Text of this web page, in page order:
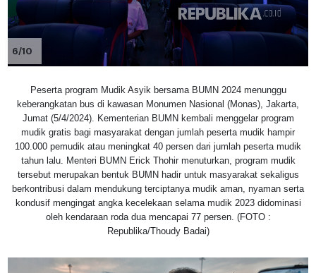
6/10
Peserta program Mudik Asyik bersama BUMN 2024 menunggu
keberangkatan bus di kawasan Monumen Nasional (Monas), Jakarta,
Jumat (5/4/2024). Kementerian BUMN kembali menggelar program
mudik gratis bagi masyarakat dengan jumlah peserta mudik hampir
100.000 pemudik atau meningkat 40 persen dari jumlah peserta mudik
tahun lalu. Menteri BUMN Erick Thohir menuturkan, program mudik
tersebut merupakan bentuk BUMN hadir untuk masyarakat sekaligus
berkontribusi dalam mendukung terciptanya mudik aman, nyaman serta
kondusif mengingat angka kecelekaan selama mudik 2023 didominasi
oleh kendaraan roda dua mencapai 77 persen. (FOTO :
Republika/Thoudy Badai)